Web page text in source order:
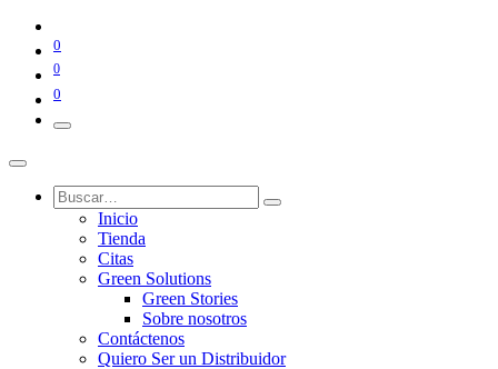
0
0
0
Inicio
Tienda
Citas
Green Solutions
Green Stories
Sobre nosotros
Contáctenos
Quiero Ser un Distribuidor